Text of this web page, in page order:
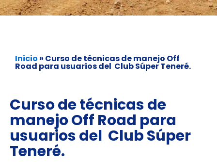
Inicio » Curso de técnicas de manejo Off
Road para usuarios del Club Súper Teneré.
Curso de técnicas de
manejo Off Road para
usuarios del Club Súper
Teneré.